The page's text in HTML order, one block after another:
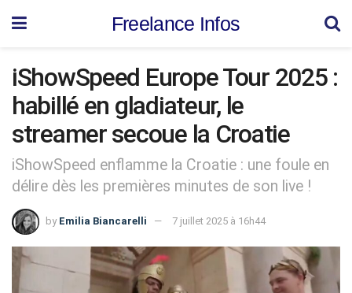
Freelance Infos
iShowSpeed Europe Tour 2025 :
habillé en gladiateur, le
streamer secoue la Croatie
iShowSpeed enflamme la Croatie : une foule en
délire dès les premières minutes de son live !
by Emilia Biancarelli 7 juillet 2025 à 16h44